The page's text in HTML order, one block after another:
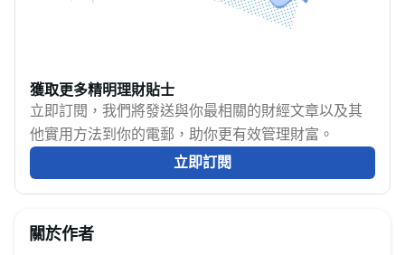
後的恢復過程中。本文
中的原因及未來的經濟
走向。
獲取更多精明理財貼士
立即訂閱，我們將發送與你最相關的財經文章以及其
他實用方法到你的電郵，助你更有效管理財富。
立即訂閱
關於作者